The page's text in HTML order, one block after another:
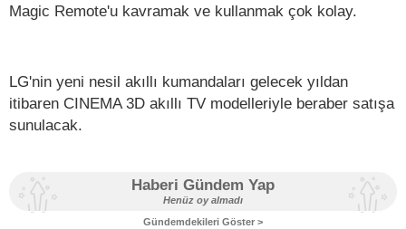
Magic Remote'u kavramak ve kullanmak çok kolay.
LG'nin yeni nesil akıllı kumandaları gelecek yıldan
itibaren CINEMA 3D akıllı TV modelleriyle beraber satışa
sunulacak.
Haberi Gündem Yap
Henüz oy almadı
Gündemdekileri Göster >